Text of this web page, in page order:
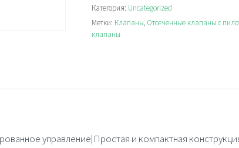
Категория: Uncategorized
Метки: Клапаны, Отсеченные клапаны с
клапаны
управление|Простая и компактная